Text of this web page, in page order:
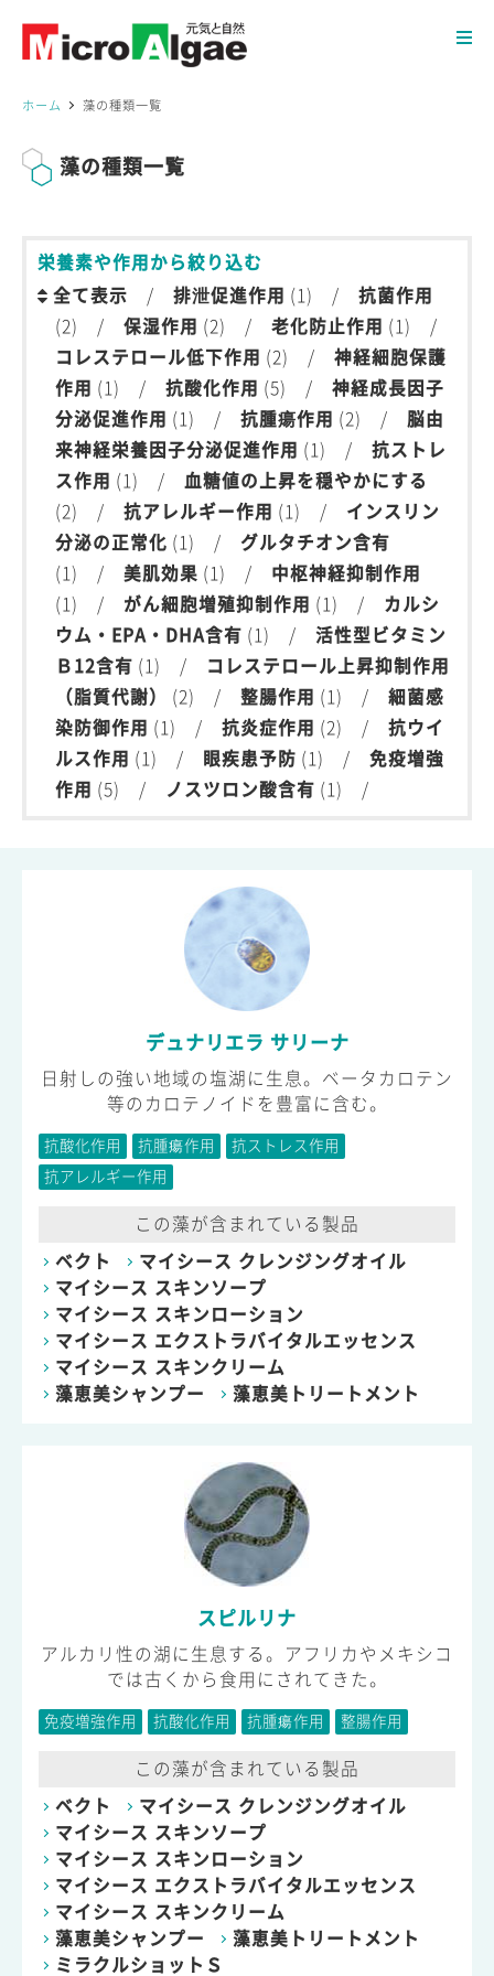
ホーム 藻の種類一覧
藻の種類一覧
栄養素や作用から絞り込む
全て表示 /排泄促進作用 (1) /抗菌作用
(2) / 保湿作用 (2) / 老化防止作用 (1) /
コレステロール低下作用 (2) / 神経細胞保護
作用 (1) / 抗酸化作用 (5) / 神経成長因子
分泌促進作用 (1) / 抗腫瘍作用 (2) / 脳由
来神経栄養因子分泌促進作用 (1) / 抗ストレ
ス作用 (1) /
血糖値の上昇を穏やかにする
(2) / 抗アレルギー作用 (1) / インスリン
分泌の正常化 (1) / グルタチオン含有
(1) / 美肌効果 (1) / 中枢神経抑制作用
(1) / がん細胞増殖抑制作用 (1) /
カルシ
ウム・EPA・DHA含有 (1) / 活性型ビタミン
Ｂ12含有 (1) /
コレステロール上昇抑制作用
（脂質代謝）
(2) / 整腸作用 (1) / 細菌感
染防御作用 (1) / 抗炎症作用 (2) / 抗ウイ
ルス作用 (1) / 眼疾患予防 (1) / 免疫増強
作用 (5) / ノスツロン酸含有 (1) /
デュナリエラ サリーナ
日射しの強い地域の塩湖に生息。ベータカロテン
等のカロテノイドを豊富に含む。
抗酸化作用 抗腫瘍作用
抗ストレス作用
抗アレルギー作用
この藻が含まれている製品
ベクト
マイシース クレンジングオイル
マイシース スキンソープ
マイシース スキンローション
マイシース エクストラバイタルエッセンス
マイシース スキンクリーム
藻恵美シャンプー
藻恵美トリートメント
スピルリナ
アルカリ性の湖に生息する。アフリカやメキシコ
では古くから食用にされてきた。
免疫増強作用 抗酸化作用 抗腫瘍作用 整腸作用
この藻が含まれている製品
ベクト
マイシース クレンジングオイル
マイシース スキンソープ
マイシース スキンローション
マイシース エクストラバイタルエッセンス
マイシース スキンクリーム
藻恵美シャンプー
藻恵美トリートメント
ミラクルショットＳ